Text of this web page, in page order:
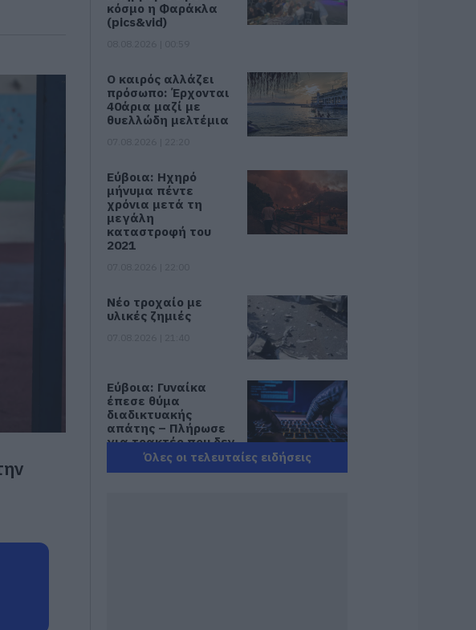
κόσμο η Φαράκλα
(pics&vid)
Ο καιρός αλλάζει
πρόσωπο: Έρχονται
40άρια μαζί με
θυελλώδη μελτέμια
Εύβοια: Ηχηρό
μήνυμα πέντε
χρόνια μετά τη
μεγάλη
καταστροφή του
2021
Νέο τροχαίο με
υλικές ζημιές
Εύβοια: Γυναίκα
έπεσε θύμα
διαδικτυακής
απάτης – Πλήρωσε
για τρακτέρ που δεν
παρέλαβεΌλες οι τελευταίες ειδήσεις